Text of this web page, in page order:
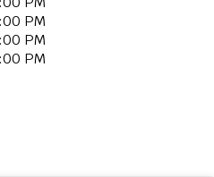
PM
PM
PM